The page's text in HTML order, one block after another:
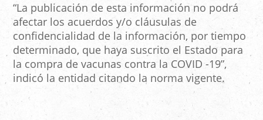
“La publicación de esta información no podrá
afectar los acuerdos y/o cláusulas de
confidencialidad de la información, por tiempo
determinado, que haya suscrito el Estado para
la compra de vacunas contra la COVID -19”,
indicó la entidad citando la norma vigente.